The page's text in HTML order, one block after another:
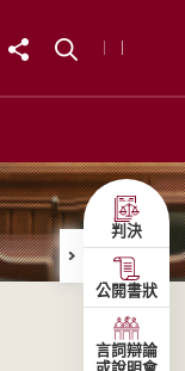
判決
公開書狀
言詞辯論